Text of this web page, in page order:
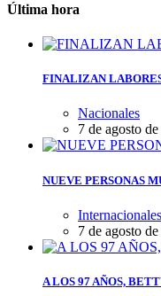
Última hora
FINALIZAN
Nacionales
7 de agosto
NUEVE PERSONAS
Internacionales
7 de agosto
A LOS 97 AÑOS,